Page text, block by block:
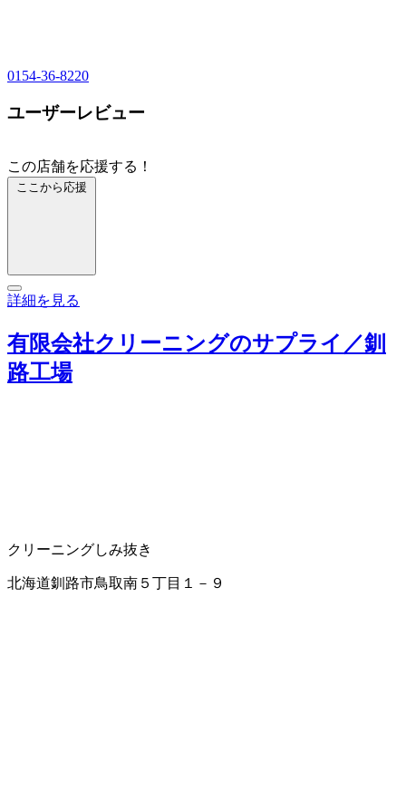
0154-36-8220
ユーザーレビュー
この店舗を応援する！
ここから応援
詳細を見る
有限会社クリーニングのサプライ／釧
路工場
クリーニングしみ抜き
北海道釧路市鳥取南５丁目１－９